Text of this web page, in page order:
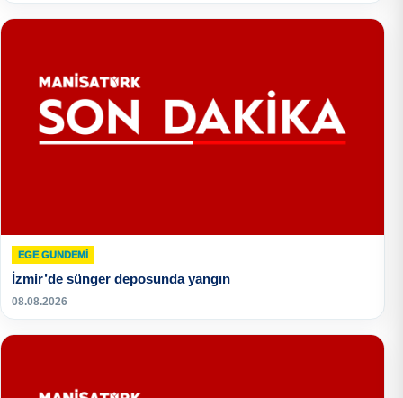
EGE GUNDEMİ
İzmir’de sünger deposunda yangın
08.08.2026